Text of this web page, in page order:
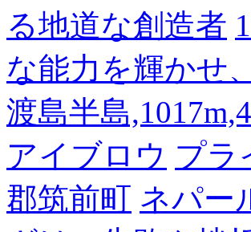
る地道な創造者
な能力を輝かせ
渡島半島
アイブロウ プラ
郡筑前町 ネパー